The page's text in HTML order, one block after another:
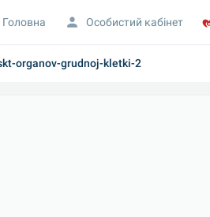
organov-grudnoj-kletki-2
Головна Особистий кабінет